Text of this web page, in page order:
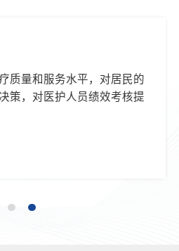
质量和服务水平，对居民的
策，对医护人员绩效考核提